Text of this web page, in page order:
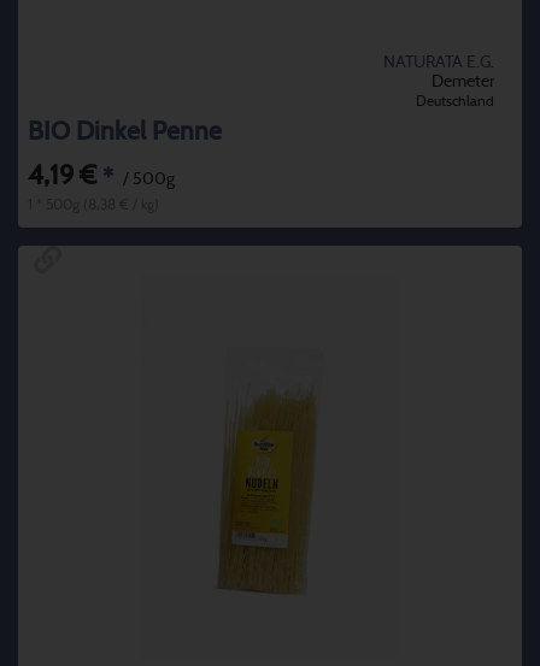
NATURATA E.G.
Demeter
Deutschland
BIO Dinkel Penne
4,19 € * / 500g